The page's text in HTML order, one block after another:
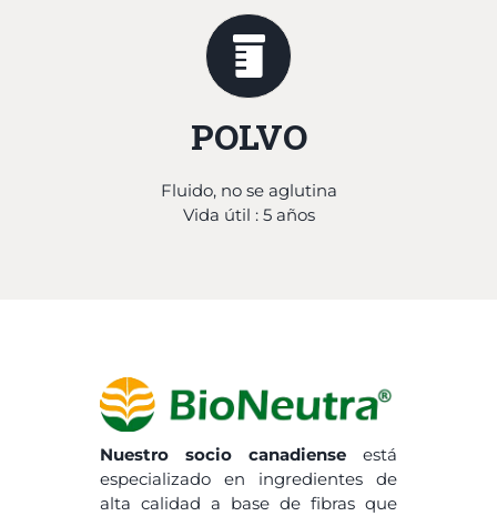
POLVO
Fluido, no se aglutina
Vida útil : 5 años
Nuestro socio canadiense está
especializado en ingredientes de
alta calidad a base de fibras que